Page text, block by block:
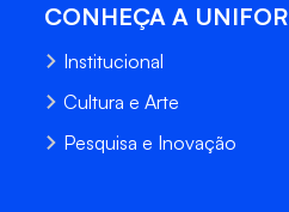
CONHEÇA A UNIFOR
Institucional
Cultura e Arte
Pesquisa e Inovação